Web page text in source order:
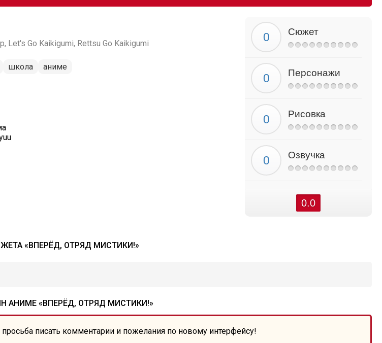
Let's Go Kaikigumi, Rettsu Go Kaikigumi
школа аниме
Сюжет
Персонажи
Рисовка
Озвучка
0.0
«ВПЕРЁД, ОТРЯД МИСТИКИ!»
АНИМЕ «ВПЕРЁД, ОТРЯД МИСТИКИ!»
писать комментарии и пожелания по новому интерфейсу!